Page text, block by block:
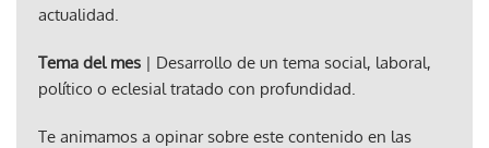
actualidad.
Tema del mes | Desarrollo de un tema social, laboral,
político o eclesial tratado con profundidad.
Te animamos a opinar sobre este contenido en las